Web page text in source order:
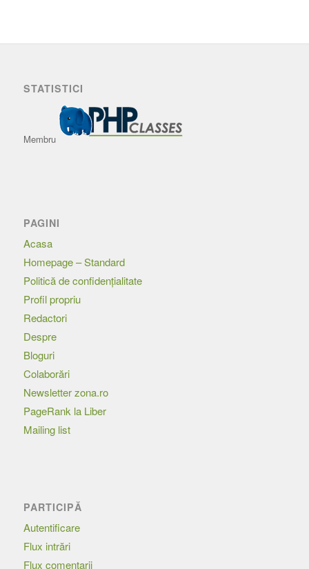
STATISTICI
Membru
PAGINI
Acasa
Homepage – Standard
Politică de confidențialitate
Profil propriu
Redactori
Despre
Bloguri
Colaborări
Newsletter zona.ro
PageRank la Liber
Mailing list
PARTICIPĂ
Autentificare
Flux intrări
Flux comentarii